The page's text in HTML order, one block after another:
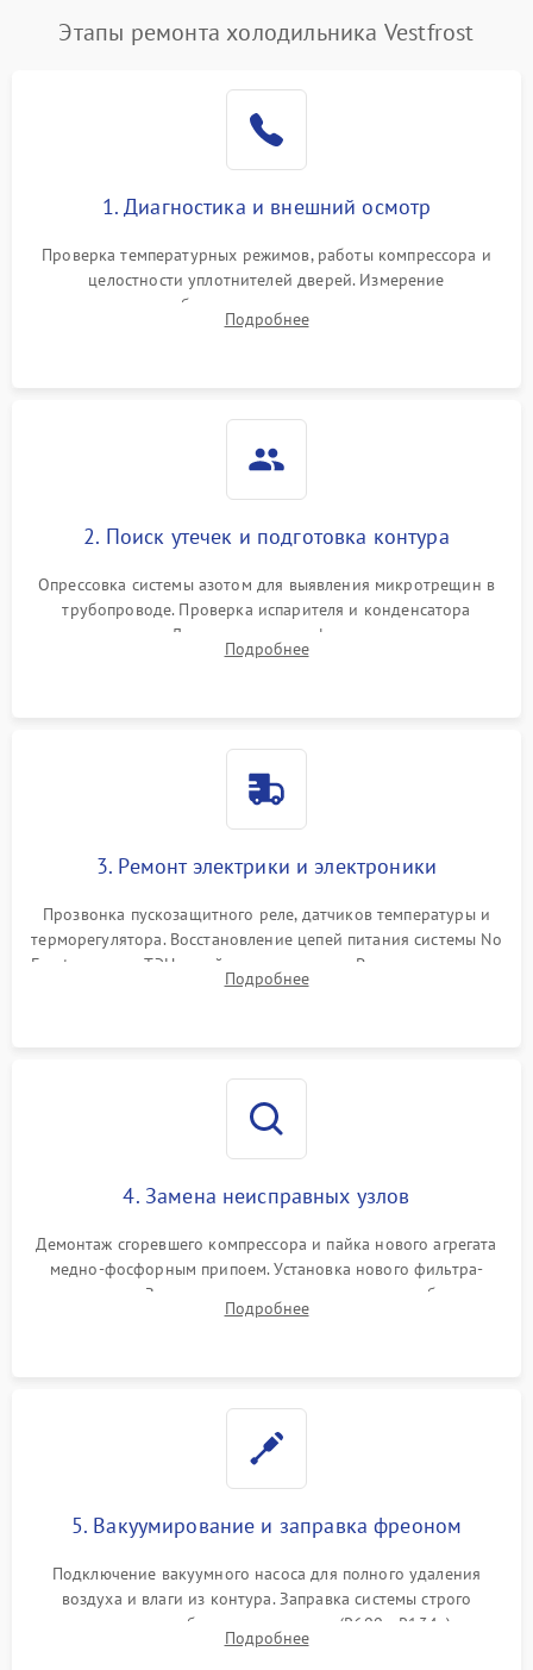
Поломка системы No Frost 2600 ₽ Подробнее →
работе
2000 ₽ Подробнее →
1000 ₽
1800 ₽
Этапы ремонта холодильника Vestfrost
1. Диагностика и внешний осмотр
Проверка температурных режимов, работы компрессора и
целостности уплотнителей дверей. Измерение
сопротивления обмоток мотора, проверка термостата и
считывание кодов ошибок с электронного дисплея.
Подробнее
2. Поиск утечек и подготовка контура
Опрессовка системы азотом для выявления микротрещин в
трубопроводе. Проверка испарителя и конденсатора
течеискателем. Демонтаж старого фильтра-осушителя и
продувка капиллярной трубки для устранения засоров.
Подробнее
3. Ремонт электрики и электроники
Прозвонка пускозащитного реле, датчиков температуры и
терморегулятора. Восстановление цепей питания системы No
Frost, включая ТЭН оттайки и вентилятор. Ремонт или замена
платы управления при сбоях алгоритмов.
Подробнее
4. Замена неисправных узлов
Демонтаж сгоревшего компрессора и пайка нового агрегата
медно-фосфорным припоем. Установка нового фильтра-
осушителя. Замена изношенных вентиляторов обдува,
сломанных заслонок или поврежденных дверных петель.
Подробнее
5. Вакуумирование и заправка фреоном
Подключение вакуумного насоса для полного удаления
воздуха и влаги из контура. Заправка системы строго
дозированным объемом хладагента (R600a, R134a) по
электронным весам. Контроль рабочего давления в системе.
Подробнее